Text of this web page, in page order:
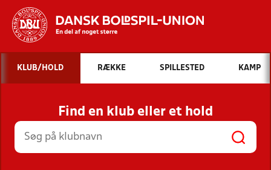
Hvad vil du søge efter?
INDHOLD OG NYHEDER
STILLINGER, RESULTATER, KLUBBER OG
HOLD
KLUB/HOLD RÆKKE SPILLESTED KAMP
Find en klub eller et hold